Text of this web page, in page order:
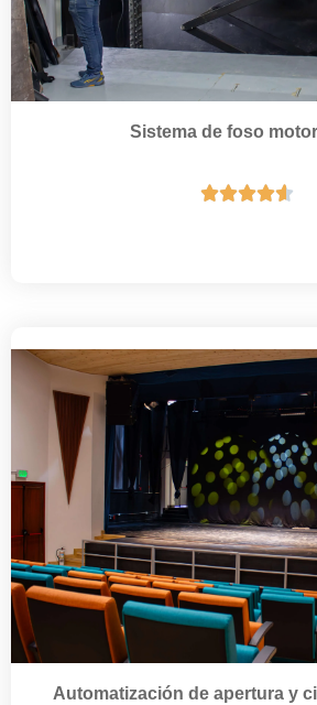
Sistema de foso

Automatización de apertura y